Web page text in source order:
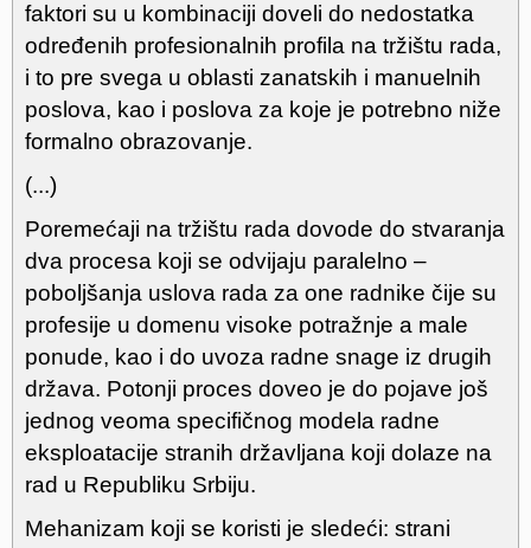
faktori su u kombinaciji doveli do nedostatka
određenih profesionalnih profila na tržištu rada,
i to pre svega u oblasti zanatskih i manuelnih
poslova, kao i poslova za koje je potrebno niže
formalno obrazovanje.
(...)
Poremećaji na tržištu rada dovode do stvaranja
dva procesa koji se odvijaju paralelno –
poboljšanja uslova rada za one radnike čije su
profesije u domenu visoke potražnje a male
ponude, kao i do uvoza radne snage iz drugih
država. Potonji proces doveo je do pojave još
jednog veoma specifičnog modela radne
eksploatacije stranih državljana koji dolaze na
rad u Republiku Srbiju.
Mehanizam koji se koristi je sledeći: strani